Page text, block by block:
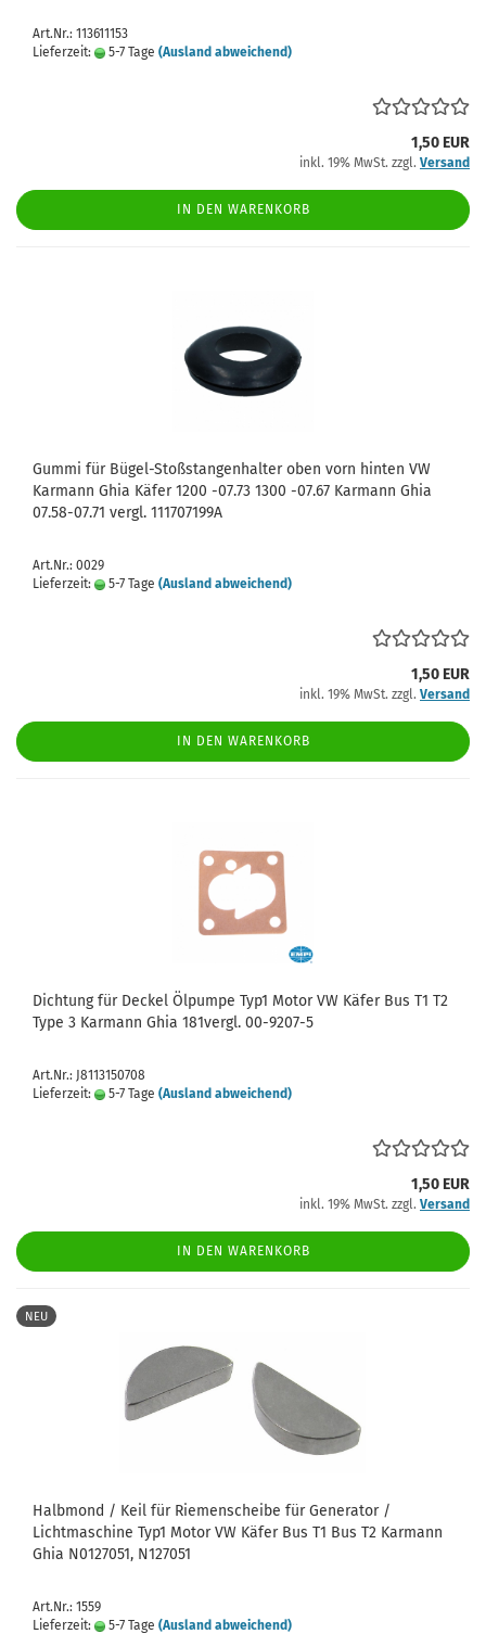
Art.Nr.: 113611153
Lieferzeit:
5-7 Tage (Ausland abweichend)
1,50 EUR
inkl. 19% MwSt. zzgl. Versand
IN DEN WARENKORB
Gummi für Bügel-Stoßstangenhalter oben vorn hinten VW
Karmann Ghia Käfer 1200 -07.73 1300 -07.67 Karmann Ghia
07.58-07.71 vergl. 111707199A
Art.Nr.: 0029
Lieferzeit:
5-7 Tage (Ausland abweichend)
1,50 EUR
inkl. 19% MwSt. zzgl. Versand
IN DEN WARENKORB
Dichtung für Deckel Ölpumpe Typ1 Motor VW Käfer Bus T1 T2
Type 3 Karmann Ghia 181vergl. 00-9207-5
Art.Nr.: J8113150708
Lieferzeit:
5-7 Tage (Ausland abweichend)
1,50 EUR
inkl. 19% MwSt. zzgl. Versand
IN DEN WARENKORB
NEU
Halbmond / Keil für Riemenscheibe für Generator /
Lichtmaschine Typ1 Motor VW Käfer Bus T1 Bus T2 Karmann
Ghia N0127051, N127051
Art.Nr.: 1559
Lieferzeit:
5-7 Tage (Ausland abweichend)